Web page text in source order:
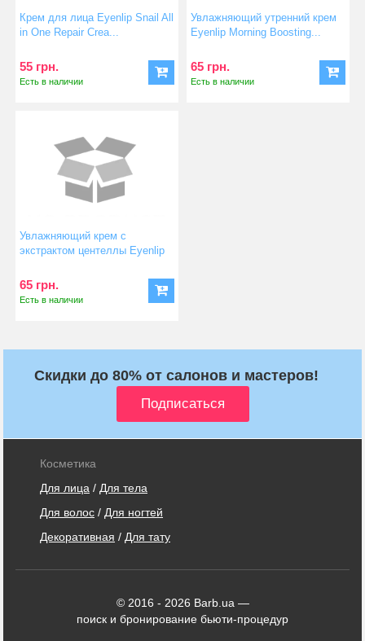
Крем для лица Eyenlip Snail All
in One Repair Crea...
55 грн.
Есть в наличии
Увлажняющий утренний крем
Eyenlip Morning Boosting...
65 грн.
Есть в наличии
Увлажняющий крем с
экстрактом центеллы Eyenlip
65 грн.
Есть в наличии
Скидки до 80% от салонов и мастеров!
Косметика
Для лица / Для тела
Для волос / Для ногтей
Декоративная / Для тату
© 2016 - 2026 Barb.ua —
поиск и бронирование бьюти-процедур